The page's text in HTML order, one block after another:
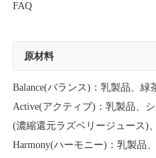
FAQ
原材料
Balance(バランス)：乳製品、緑
Active(アクティブ)：乳製品、
(濃縮還元ラズベリージュース)
Harmony(ハーモニー)：乳製品